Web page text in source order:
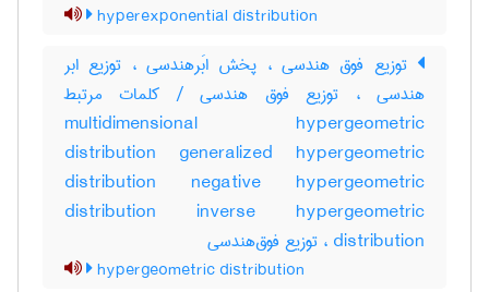
hyperexponential distribution
توزیع فوق هندسی ، پخش ابَرهندسی ، توزیع ابر
هندسی ، توزیع فوق هندسی / کلمات مرتبط
multidimensional hypergeometric
distribution generalized hypergeometric
distribution negative hypergeometric
distribution inverse hypergeometric
distribution ، توزیع فوق‌هندسی
hypergeometric distribution